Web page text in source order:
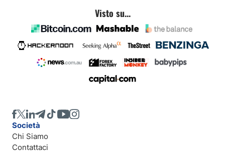
Visto su...
Società
Chi Siamo
Contattaci